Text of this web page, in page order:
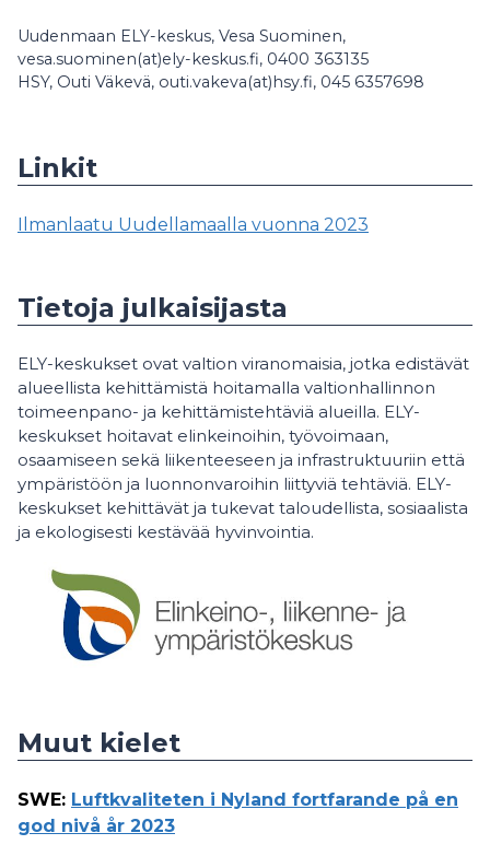
Uudenmaan ELY-keskus, Vesa Suominen,
vesa.suominen(at)ely-keskus.fi, 0400 363135
HSY, Outi Väkevä, outi.vakeva(at)hsy.fi, 045 6357698
Linkit
Ilmanlaatu Uudellamaalla vuonna 2023
Tietoja julkaisijasta
ELY-keskukset ovat valtion viranomaisia, jotka edistävät
alueellista kehittämistä hoitamalla valtionhallinnon
toimeenpano- ja kehittämistehtäviä alueilla. ELY-
keskukset hoitavat elinkeinoihin, työvoimaan,
osaamiseen sekä liikenteeseen ja infrastruktuuriin että
ympäristöön ja luonnonvaroihin liittyviä tehtäviä. ELY-
keskukset kehittävät ja tukevat taloudellista, sosiaalista
ja ekologisesti kestävää hyvinvointia.
Muut kielet
SWE: Luftkvaliteten i Nyland fortfarande på en
god nivå år 2023